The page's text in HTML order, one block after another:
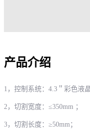
产品介绍
1， 控制系统： 4.3＂彩色液
2， 切割宽度： ≤350mm ；
3， 切割长度： ≥50mm；